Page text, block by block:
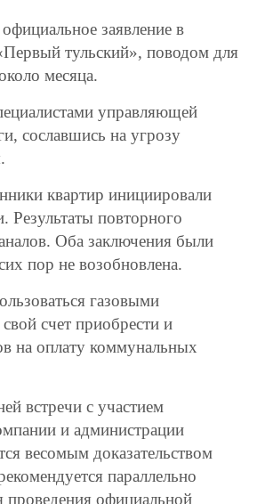
заявление в
тульский», поводом для
месяца.
управляющей
сославшись на угрозу
квартир инициировали
Результаты повторного
Оба заключения были
пор не возобновлена.
газовыми
счет приобрести и
на оплату коммунальных
встречи с участием
и администрации
весомым доказательством
параллельно
официальной